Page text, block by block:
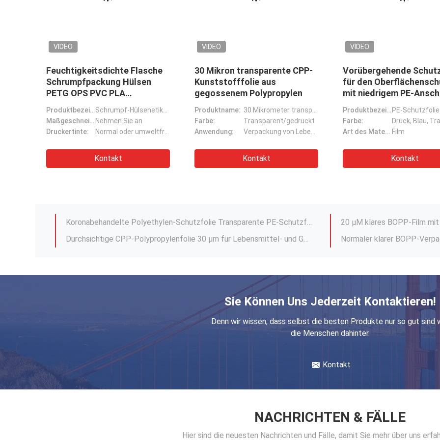
VIDEO
30 Mikron PE-Polyethylen-
Schrumpffolie für
Lebensmittel und Getränke
Produktbezeichnung:
Anwendung:
Farbe:
Transparent/Farbig/gedruckt
Kontakt
VIDEO
Durchsichtige Polyolefin POF
Wärme-Schrumpf-Wrap-
Beutel 100 Gauge Anpassung
Produktbezeichnung:
Polyolefin-Wärmeschrumpffilmbeutel mit 100 Gauge
Anwendung:
Verpackung von medizinischem Material, Diagnosekits und anderen Gesundheitsprodukten
Farbe:
Transparent
Kontakt
VIDEO
20 μM Dicke Zentrum
gefaltete PVC-
Schrumpffilmrolle für
Produktbezeichnung:
Anwendung:
Farbe:
Kontakt
Weißfarbige PE-Konstruktions-Schrumpffolie aus Polyethylen-Schaffeln-Schrumpffolie
150 Mikron Polyethylen PE Schrumpffolie 8m für die Ausrüstung
Farbenfrohe Pflanzenpapier mit eingebetteten Samen für Unternehmen
Dauerhafte, maßgeschneiderte, schrumpfende, kratzfeste Flaschen aus Kunststoff
150 Mikron Polyethylen PE Schrumpffolie 8m für die Ausrüstung
Einfachgewickelte Polyethylen-PE-Schrumpffolie 25 μM Dicke für Getränkeverpackungen
Zentralgefaltete POF-Schrumpffilmrolle 20 μM Dicke zum Verpacken
20 Mikron LDPE Streckfilm
Sie Können Uns Jederzeit Kontaktieren!
Denn wir wissen, dass selbst die besten Produkte nur so gut sind
die Menschen dahinter.
Kontakt
NACHRICHTEN & FÄLLE
Hier sind die neuesten Nachrichten und Fälle, damit Sie mehr über uns